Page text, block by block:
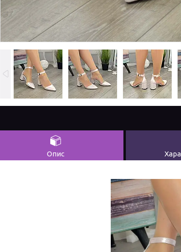
Опис